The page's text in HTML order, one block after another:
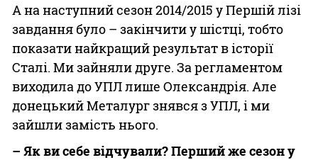
А на наступний сезон 2014/2015 у Першій лізі
завдання було – закінчити у шістці, тобто
показати найкращий результат в історії
Сталі. Ми зайняли друге. За регламентом
виходила до УПЛ лише Олександрія. Але
донецький Металург знявся з УПЛ, і ми
зайшли замість нього.
– Як ви себе відчували? Перший же сезон у